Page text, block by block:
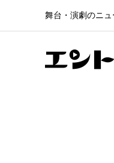
舞台・演劇のニ